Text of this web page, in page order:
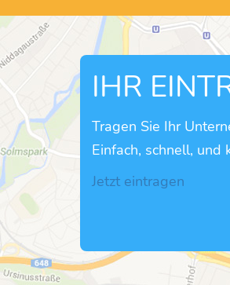
IHR
Tragen Sie Ihr
Einfach, schnell, und
Jetzt eintragen